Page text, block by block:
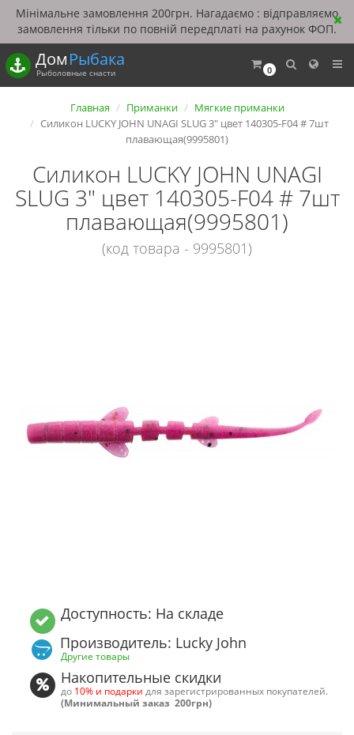
Мінімальне замовлення 200грн. Нагадаємо : відправляємо
замовлення тільки по повній передплаті на рахунок ФОП.
0
ДомРыбака
Рыболовные снасти
Главная Приманки
Мягкие приманки
Силикон LUCKY JOHN UNAGI SLUG 3" цвет 140305-F04 # 7шт
плавающая(9995801)
Силикон LUCKY JOHN UNAGI
SLUG 3" цвет 140305-F04 # 7шт
плавающая(9995801)
(код товара - 9995801)
Доступность: На складе
Производитель: Lucky John
Другие товары
Накопительные скидки
до 10% и подарки для зарегистрированных покупателей.
(Минимальный заказ 200грн)